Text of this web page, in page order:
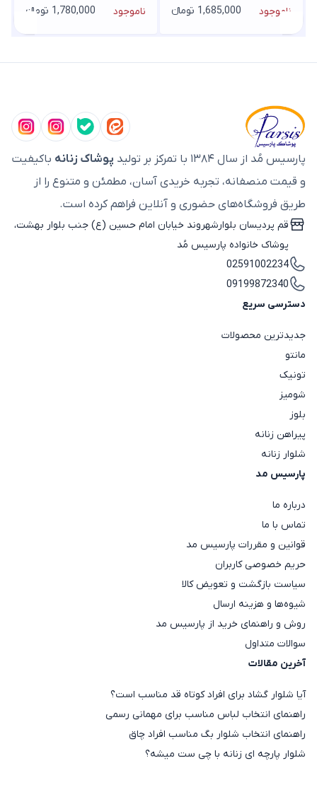
ناموجود 1,685,000 تومانء
ناموجود
1,780,000 تومانء
پارسیس مُد از سال ۱۳۸۴ با تمرکز بر تولید پوشاک زنانه باکیفیت
و قیمت منصفانه، تجربه خریدی آسان، مطمئن و متنوع را از
طریق فروشگاه‌های حضوری و آنلاین فراهم کرده است.
قم پردیسان بلوارشهروند خیابان امام حسین (ع) جنب بلوار بهشت،
پوشاک خانواده پارسیس مُد
02591002234
09199872340
دسترسی سریع
جدیدترین محصولات
مانتو
تونیک
شومیز
بلوز
پیراهن زنانه
شلوار زنانه
پارسیس مد
درباره ما
تماس با ما
قوانین و مقررات پارسیس مد
حریم خصوصی کاربران
سیاست بازگشت و تعویض کالا
شیوه‌ها و هزینه ارسال
روش و راهنمای خرید از پارسیس مد
سوالات متداول
آخرین مقالات
آیا شلوار گشاد برای افراد کوتاه قد مناسب است؟
راهنمای انتخاب لباس مناسب برای مهمانی رسمی
راهنمای انتخاب شلوار بگ مناسب افراد چاق
شلوار پارچه ای زنانه با چی ست میشه؟